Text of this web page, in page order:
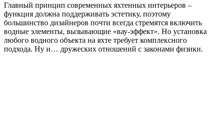
Главный принцип современных яхтенных интерьеров –
функция должна поддерживать эстетику, поэтому
большинство дизайнеров почти всегда стремятся включить
водные элементы, вызывающие «вау-эффект». Но установка
любого водного объекта на яхте требует комплексного
подхода. Ну и… дружеских отношений с законами физики.